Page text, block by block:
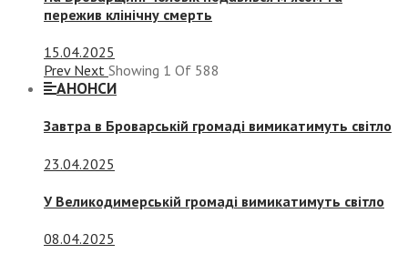
пережив клінічну смерть
15.04.2025
Prev Next Showing 1 Of 588
АНОНСИ
Завтра в Броварській громаді вимикатимуть світло
23.04.2025
У Великодимерській громаді вимикатимуть світло
08.04.2025